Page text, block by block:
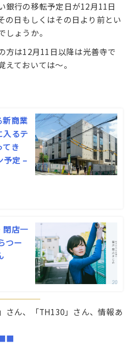
銀行の移転予定日が12月11日
の日もしくはその日より前とい
しょうか。
方は12月11日以降は光善寺で
ておいては〜。
新商業
入るテ
き
予定 –
閉店一
つー
さん、「TH130」さん、情報あ